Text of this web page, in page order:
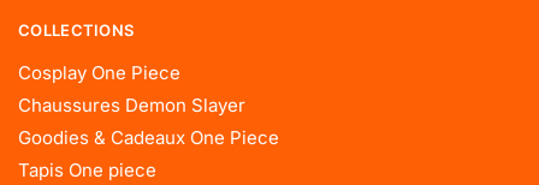
COLLECTIONS
Cosplay One Piece
Chaussures Demon Slayer
Goodies & Cadeaux One Piece
Tapis One piece